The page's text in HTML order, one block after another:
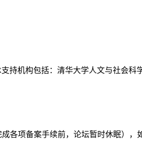
持机构包括：清华大学人文与社会科
各项备案手续前，论坛暂时休眠），